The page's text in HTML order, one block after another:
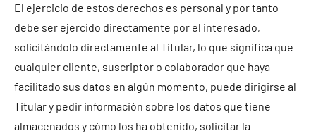
El ejercicio de estos derechos es personal y por tanto
debe ser ejercido directamente por el interesado,
solicitándolo directamente al Titular, lo que significa que
cualquier cliente, suscriptor o colaborador que haya
facilitado sus datos en algún momento, puede dirigirse al
Titular y pedir información sobre los datos que tiene
almacenados y cómo los ha obtenido, solicitar la